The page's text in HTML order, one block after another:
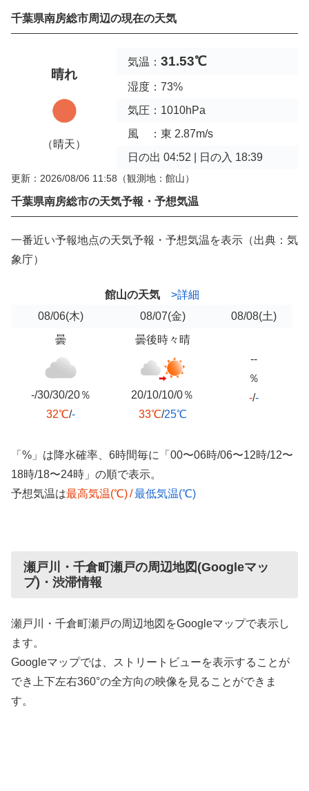
千葉県南房総市周辺の現在の天気
晴れ
（晴天）
気温： 31.53℃
湿度：73%
気圧：1010hPa
風 ：東 2.87m/s
日の出 04:52 | 日の入 18:39
更新：2026/08/06 11:58 （観測地：館山）
千葉県南房総市の天気予報・予想気温
一番近い予報地点の天気予報・予想気温を表示（出典：気
象庁）
館山の天気
>詳細
08/06(木) 08/07(金) 08/08(土)
曇
-/30/30/20％
32℃/-
曇後時々晴
20/10/10/0％
33℃/25℃
--
％
-/-
「%」は降水確率、6時間毎に「00〜06時/06〜12時/12〜
18時/18〜24時」の順で表示。
予想気温は最高気温(℃)/最低気温(℃)
瀬戸川・千倉町瀬戸の周辺地図(Googleマッ
プ)・渋滞情報
瀬戸川・千倉町瀬戸の周辺地図をGoogleマップで表示し
ます。
Googleマップでは、ストリートビューを表示することが
でき上下左右360°の全方向の映像を見ることができま
す。